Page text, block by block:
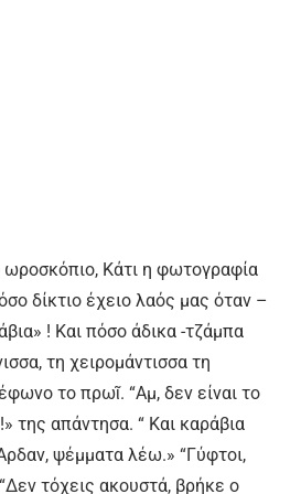
ωροσκόπιο, Κάτι η φωτογραφία
δίκτιο έχειο λαός µας όταν –
! Και πόσο άδικα -τζάµπα
τη χειροµάντισσα τη
το πρωῖ. “Αμ, δεν είναι το
της απάντησα. “ Και καράβια
ψέμµατα λέω.» “Γύφτοι,
τόχεις ακουστά, βρήκε ο